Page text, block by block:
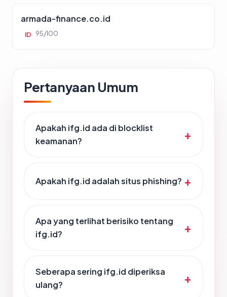
armada-finance.co.id
ID 95/100
Pertanyaan Umum
Apakah ifg.id ada di blocklist
keamanan?
Apakah ifg.id adalah situs phishing?
Apa yang terlihat berisiko tentang
ifg.id?
Seberapa sering ifg.id diperiksa
ulang?